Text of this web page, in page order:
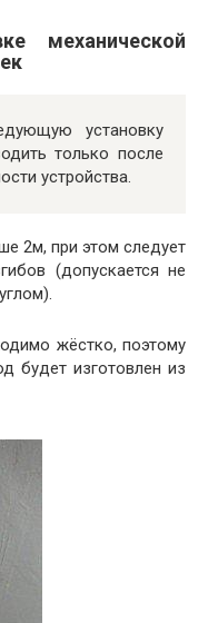
механической
установку
только после
устройства.
2м, при этом следует
(допускается не
жёстко, поэтому
будет изготовлен из